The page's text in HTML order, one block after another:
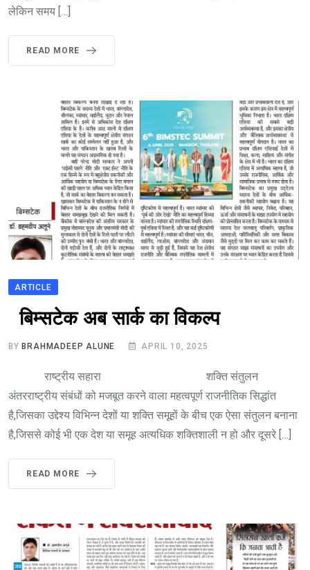
लेकिन समय […]
READ MORE
ARTICLE
बिम्सटेक अब सार्क का विकल्प
BYBRAHMADEEP ALUNE APRIL 10, 2025
राष्ट्रीय सहारा शक्ति संतुलन
अंतरराष्ट्रीय संबंधों को मजबूत करने वाला महत्वपूर्ण राजनीतिक सिद्धांत
है,जिसका उद्देश्य विभिन्न देशों या शक्ति समूहों के बीच एक ऐसा संतुलन बनाना
है,जिससे कोई भी एक देश या समूह अत्यधिक शक्तिशाली न हो और दूसरे […]
READ MORE